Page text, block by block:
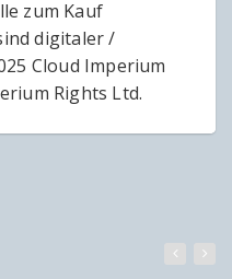
zum Kauf
digitaler /
Cloud Imperium
Rights Ltd.